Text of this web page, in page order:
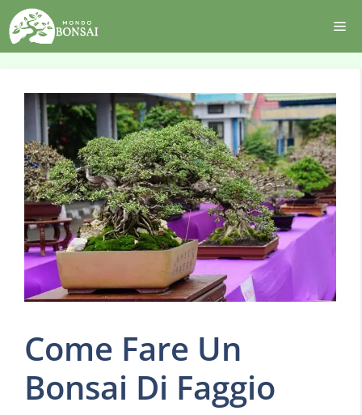
Vai
al
contenuto
Come Fare Un
Bonsai Di Faggio